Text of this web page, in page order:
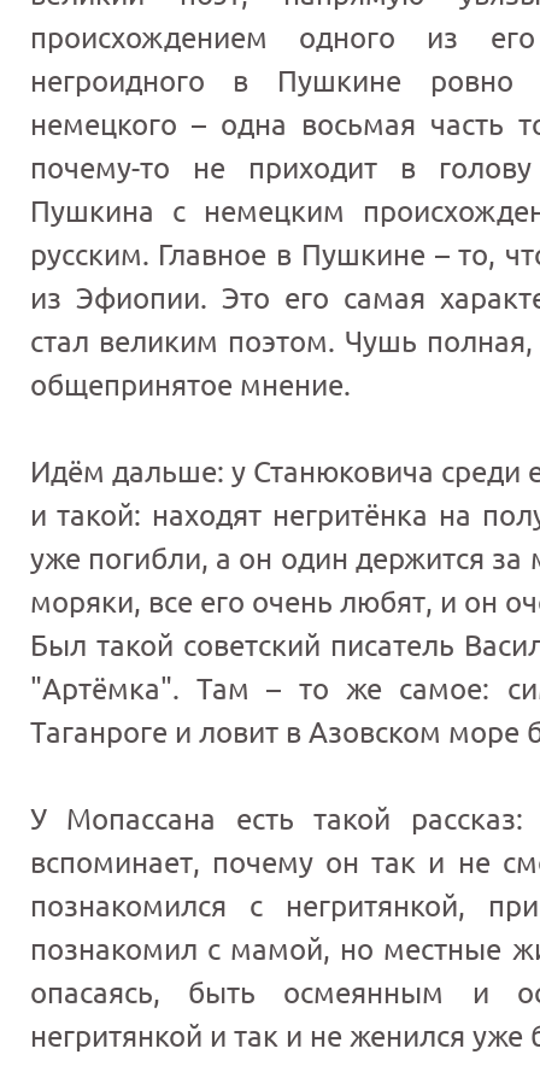
происхождением одного из
негроидного в Пушкине
немецкого – одна восьмая часть
почему-то не приходит в голову
Пушкина с немецким
русским. Главное в Пушкине – то,
из Эфиопии. Это его самая
стал великим поэтом. Чушь
общепринятое мнение.
Идём дальше: у Станюковича среди
и такой: находят негритёнка на
уже погибли, а он один держится за
моряки, все его очень любят, и он
Был такой советский писатель
"Артёмка". Там – то же самое:
Таганроге и ловит в Азовском море
У Мопассана есть такой
вспоминает, почему он так и не
познакомился с негритянкой,
познакомил с мамой, но местные
опасаясь, быть осмеянным и
негритянкой и так и не женился уже